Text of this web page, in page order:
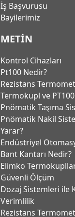
İş Başvurusu
Bayilerimiz
METIN
Kontrol Cihazları
Pt100 Nedir?
Rezistans
Termokupl ve
Pnömatik Taşıma
Pnömatik Nakil
Yarar?
Endüstriyel
Bant Kantarı Nedir?
Elimko
Güvenli Ölçüm
Dozaj Sistemleri ile
Verimlilik
Rezistans